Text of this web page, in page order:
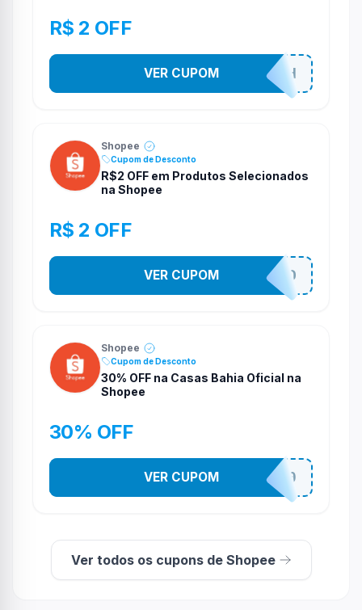
R$ 2 OFF
VNOXHEDSH
VER CUPOM
Shopee
Cupom de Desconto
R$2 OFF em Produtos Selecionados
na Shopee
R$ 2 OFF
VNOXVHJFD
VER CUPOM
Shopee
Cupom de Desconto
30% OFF na Casas Bahia Oficial na
Shopee
30% OFF
CASATEL30
VER CUPOM
Ver todos os cupons de Shopee